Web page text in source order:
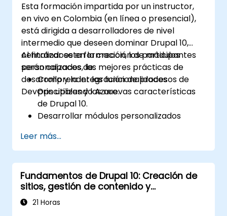
Esta formación impartida por un instructor,
en vivo en Colombia (en línea o presencial),
está dirigida a desarrolladores de nivel
intermedio que deseen dominar Drupal 10,
centrándose en la creación de módulos
personalizados, las mejores prácticas de
desarrollo y la integración de procesos de
DevOps utilizando Azure.
Al finalizar esta formación, los participantes
serán capaces de:
Comprender las funcionalidades
principales y las nuevas características
de Drupal 10.
Desarrollar módulos personalizados
empresariales.
Aplicar las mejores prácticas en el
desarrollo con Drupal.
Configurar y gestionar entornos de
desarrollo utilizando servicios de Azure.
Automatizar la implementación y el
Leer más...
Fundamentos de Drupal 10: Creación de
sitios, gestión de contenido y
administración
21 Horas